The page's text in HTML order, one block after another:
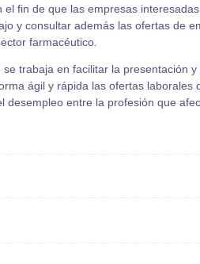
el fin de que las empresas
y consultar además las ofertas de
farmacéutico.
se trabaja en facilitar la presentación
ágil y rápida las ofertas
desempleo entre la profesión que